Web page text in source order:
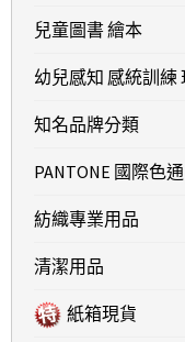
兒童圖書 繪本
幼兒感知 感統訓練
知名品牌分類
PANTONE 國際色通
紡織專業用品
清潔用品
紙箱現貨